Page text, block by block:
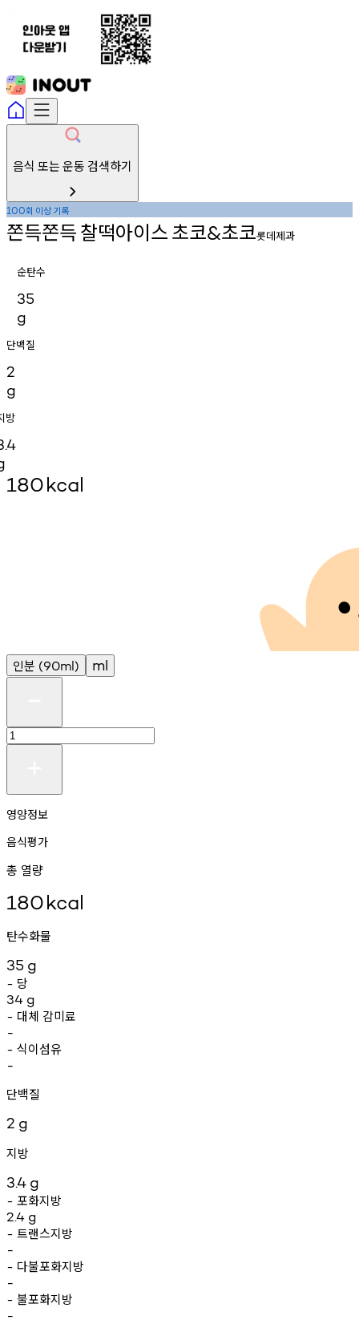
음식 또는 운동 검색하기
100회 이상기록
쫀득쫀득찰떡아이스초코&초코롯데제과
순탄수
35
g
단백질
2
g
방
180kcal
인분 (90ml) ml
영양정보
음식평가
총 열량
180kcal
탄수화물
35 g
- 당
34 g
- 대체 감미료
-
- 식이섬유
-
단백질
2 g
지방
3.4 g
- 포화지방
2.4 g
- 트랜스지방
-
- 다불포화지방
-
- 불포화지방
-